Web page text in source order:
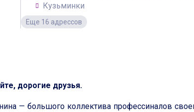
Кузьминки
Еще 16 адрессов
дорогие друзья.
— большого коллектива профессиналов